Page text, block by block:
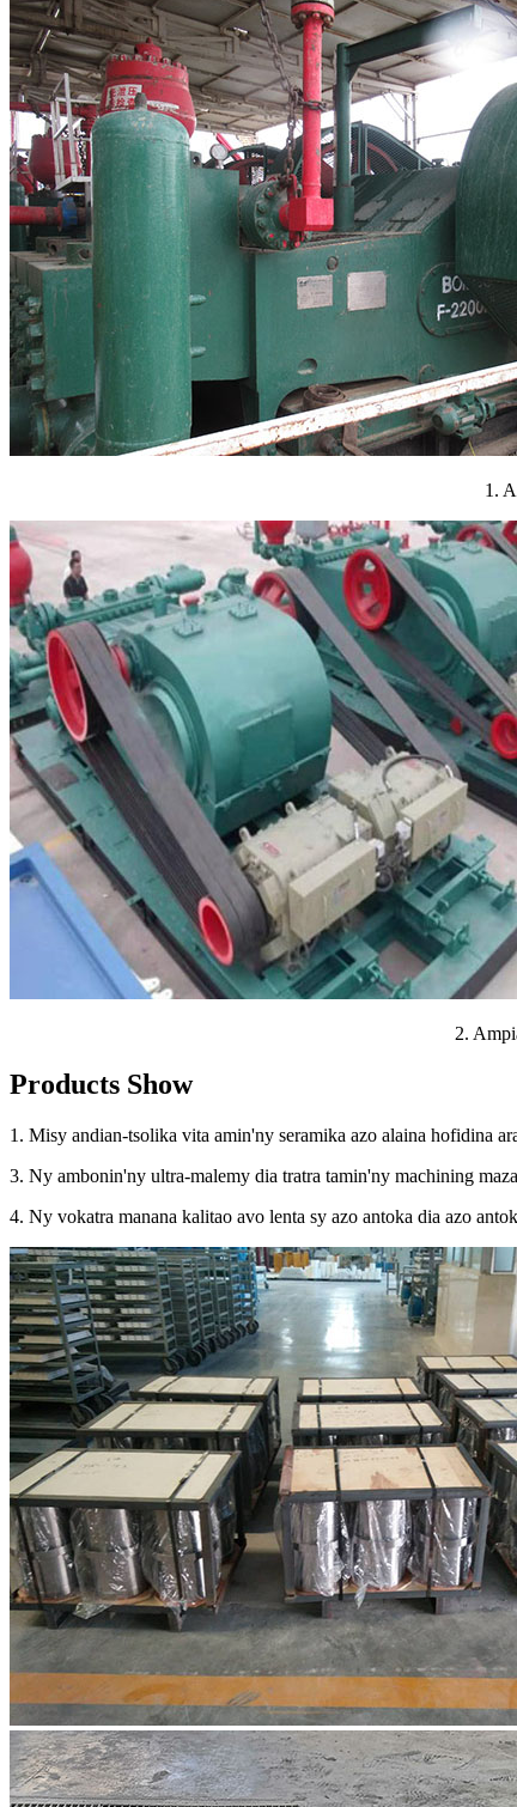
1.
2.
Products Show
1. Misy andian-tsolika vita amin'ny seramika azo alaina hofidina
3. Ny ambonin'ny ultra-malemy dia tratra tamin'ny machining
4. Ny vokatra manana kalitao avo lenta sy azo antoka dia azo